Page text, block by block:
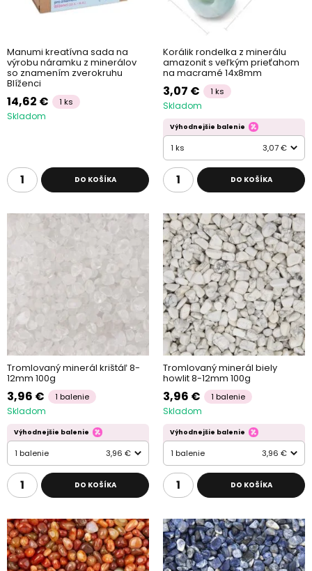
Manumi kreatívna sada na
výrobu náramku z minerálov
so znamením zverokruhu
Blíženci
14,62 € 1 ks
Skladom
DO KOŠÍKA
Korálik rondelka z minerálu
amazonit s veľkým prieťahom
na macramé 14x8mm
3,07 € 1 ks
Skladom
Výhodnejšie balenie
1 ks 3,07 €
DO KOŠÍKA
Tromlovaný minerál krištáľ 8-
12mm 100g
3,96 € 1 balenie
Skladom
Výhodnejšie balenie
1 balenie 3,96 €
DO KOŠÍKA
Tromlovaný minerál biely
howlit 8-12mm 100g
3,96 € 1 balenie
Skladom
Výhodnejšie balenie
1 balenie 3,96 €
DO KOŠÍKA